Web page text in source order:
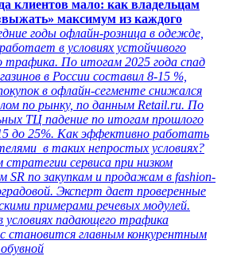
клиентов мало: как владельцам
максимум из каждого
годы офлайн-розница в одежде,
в условиях устойчивого
трафика. По итогам 2025 года спад
в России составил 8-15 %,
в офлайн-сегменте снижался
по рынку, по данным Retail.ru. По
ТЦ падение по итогам прошлого
до 25%. Как эффективно работать
в таких непростых условиях?
сервиса при низком
SR по закупкам и продажам в fashion-
Эксперт дает проверенные
примерами речевых модулей.
условиях падающего трафика
становится главным конкурентным